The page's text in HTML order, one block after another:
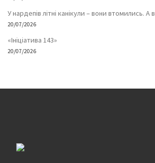
У нардепів літні канікули – вони втомились. А
20/07/2026
«Ініціатива 143»
20/07/2026